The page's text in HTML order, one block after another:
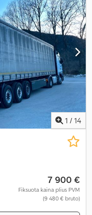
1 / 14
7 900 €
Fiksuota kaina plius PVM
(9 480 € bruto)